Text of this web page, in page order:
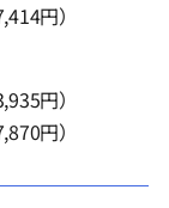
円）
円）
円）